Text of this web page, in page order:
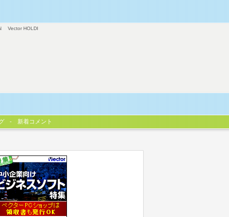
Vector HOLDI
新着コメント